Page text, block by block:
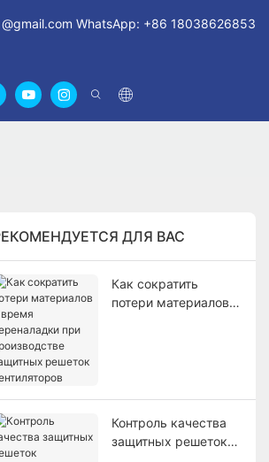
WhatsApp: +86 18038626853
О НАС СЕРТИФИКАТЫ
ДЛЯ ВАС
Как сократить
потери материалов и
Контроль качества
защитных решеток